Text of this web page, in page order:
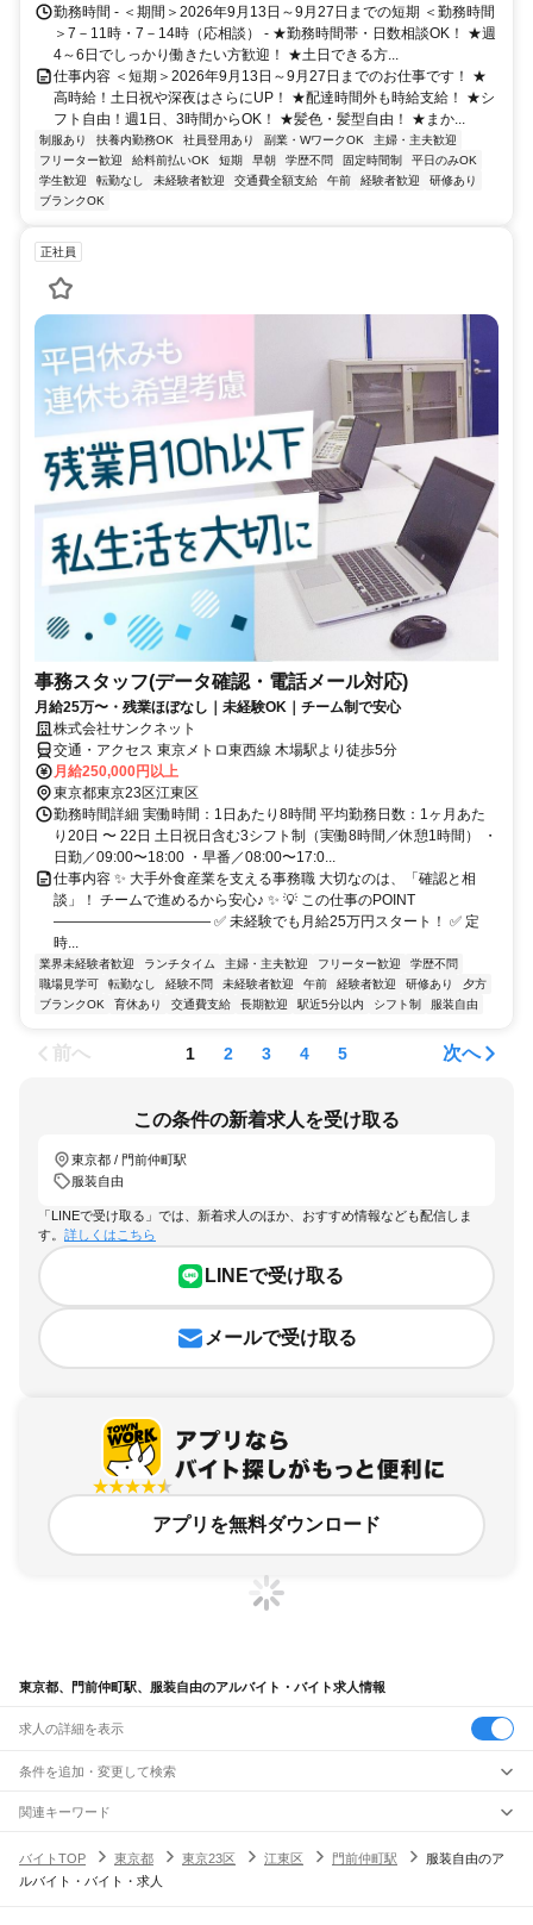
勤務時間 - ＜期間＞2026年9月13日～9月27日までの短期 ＜勤務時間
＞7－11時・7－14時（応相談） - ★勤務時間帯・日数相談OK！ ★週
4～6日でしっかり働きたい方歓迎！ ★土日できる方...
仕事内容 ＜短期＞2026年9月13日～9月27日までのお仕事です！ ★
高時給！土日祝や深夜はさらにUP！ ★配達時間外も時給支給！ ★シ
フト自由！週1日、3時間からOK！ ★髪色・髪型自由！ ★まか...
制服あり 扶養内勤務OK 社員登用あり 副業・WワークOK
主婦・主夫歓迎
フリーター歓迎
給料前払いOK 短期 早朝 学歴不問 固定時間制
平日のみOK
学生歓迎
転勤なし 未経験者歓迎 交通費全額支給 午前 経験者歓迎
研修あり
ブランクOK
正社員
事務スタッフ(データ確認・電話メール対応)
月給25万〜・残業ほぼなし｜未経験OK｜チーム制で安心
株式会社サンクネット
交通・アクセス 東京メトロ東西線 木場駅より徒歩5分
月給250,000円以上
東京都東京23区江東区
勤務時間詳細 実働時間：1日あたり8時間 平均勤務日数：1ヶ月あた
り20日 〜 22日 土日祝日含む3シフト制（実働8時間／休憩1時間） ・
日勤／09:00〜18:00 ・早番／08:00〜17:0...
仕事内容 ✨ 大手外食産業を支える事務職 大切なのは、「確認と相
談」！ チームで進めるから安心♪ ✨ 💡 この仕事のPOINT
――――――――――― ✅ 未経験でも月給25万円スタート！ ✅ 定
時...
業界未経験者歓迎 ランチタイム 主婦・主夫歓迎 フリーター歓迎
学歴不問
職場見学可
転勤なし 経験不問 未経験者歓迎 午前 経験者歓迎 研修あり
夕方
ブランクOK
育休あり 交通費支給 長期歓迎 駅近5分以内 シフト制 服装自由
前へ 1 2 3 4 5 次へ
この条件の新着求人を受け取る
東京都 / 門前仲町駅
服装自由
「LINEで受け取る」では、新着求人のほか、おすすめ情報なども配信しま
す。 詳しくはこちら
LINEで受け取る
メールで受け取る
アプリを無料ダウンロード
東京都、門前仲町駅、服装自由のアルバイト・バイト求人情報
求人の詳細を表示
条件を追加・変更して検索
市区町村を追加・変更
東京都すべて
東京23区 すべて
駅を追加・変更
職種を追加・変更
関連キーワード
バイトTOP
東京都 東京23区 江東区 門前仲町駅
服装自由のア
ルバイト・バイト・求人